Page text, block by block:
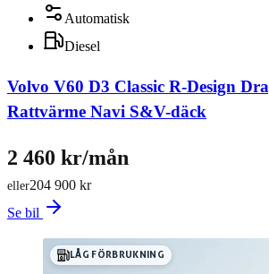
Automatisk
Diesel
Volvo V60 D3 Classic R-Design
Rattvärme Navi S&V-däck
204 900 kr
eller
2 460 kr/mån
Se bil
LÅG FÖRBRUKNING